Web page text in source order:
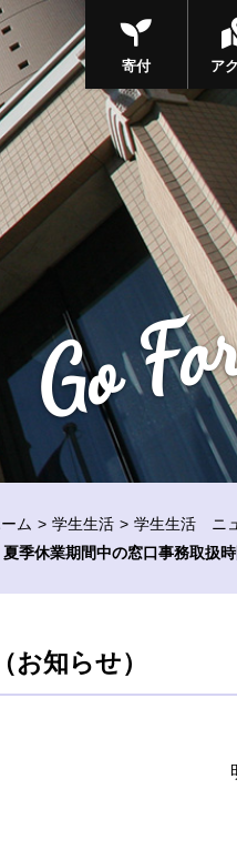
ア
寄付
Go
ム 学生生活
学生生活 ニ
夏季休業期間中の窓口事務取扱
知らせ）